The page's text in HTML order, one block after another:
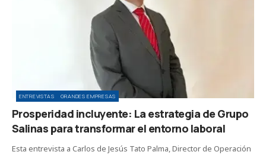
ENTREVISTAS GRANDES EMPRESAS
Prosperidad incluyente: La estrategia de Grupo
Salinas para transformar el entorno laboral
Esta entrevista a Carlos de Jesús Tato Palma, Director de Operación